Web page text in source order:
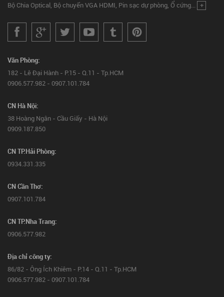
Bộ Chia Optical, Bộ chuyển VGA HDMI, Pin sạc dự phòng, Ổ cứng... +
Văn Phòng:
182 - Lê Đại Hành - P.15 - Q.11 - Tp.HCM
0906.577.982 - 0907.101.784
CN Hà Nội:
38 Hoàng Ngân - Cầu Giấy - Hà Nội
0909.187.850
CN TP.Hải Phòng:
0934.331.335
CN Cần Thơ:
0907.101.784
CN TP.Nha Trang:
0906.577.982
Địa chỉ công ty:
86/82 - Ông Ích Khiêm - P.14 - Q.11 - Tp.HCM
0906.577.982 - 0907.101.784